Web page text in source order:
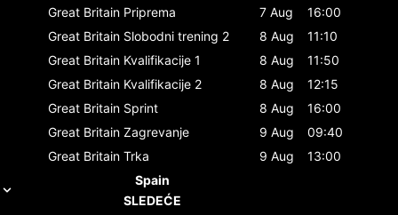
Great Britain Priprema 7 Aug
16:00
Great Britain Slobodni trening 2 8 Aug
11:10
Great Britain Kvalifikacije 1 8 Aug
11:50
Great Britain Kvalifikacije 2 8 Aug
12:15
Great Britain Sprint 8 Aug
16:00
Great Britain Zagrevanje 9 Aug
09:40
Great Britain Trka 9 Aug
13:00
Spain
SLEDEĆE